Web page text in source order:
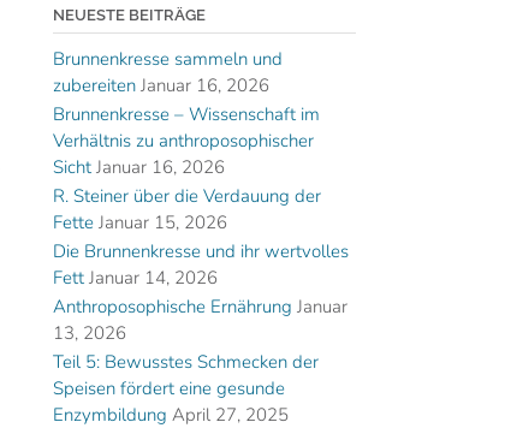
NEUESTE BEITRÄGE
Brunnenkresse sammeln und
zubereiten Januar 16, 2026
Brunnenkresse – Wissenschaft im
Verhältnis zu anthroposophischer
Sicht Januar 16, 2026
R. Steiner über die Verdauung der
Fette Januar 15, 2026
Die Brunnenkresse und ihr wertvolles
Fett Januar 14, 2026
Anthroposophische Ernährung Januar
13, 2026
Teil 5: Bewusstes Schmecken der
Speisen fördert eine gesunde
Enzymbildung April 27, 2025